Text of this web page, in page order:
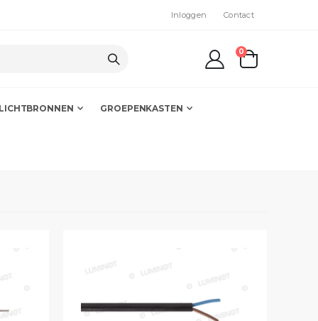
Inloggen Contact
kar
0producten
GROEPENKASTEN